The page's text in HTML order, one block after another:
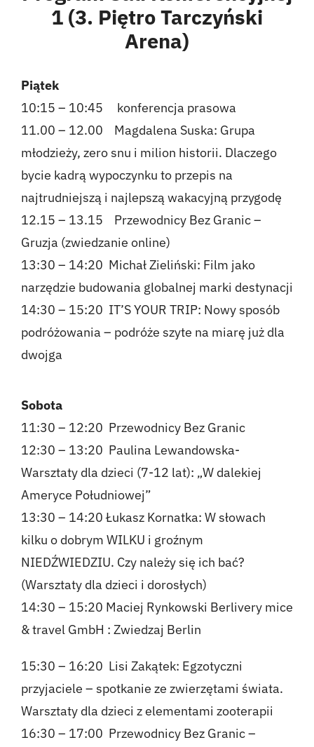
Kontakt
1 (3. Piętro Tarczyński
Arena)
Piątek
10:15 – 10:45 konferencja prasowa
11.00 – 12.00 Magdalena Suska: Grupa
młodzieży, zero snu i milion historii. Dlaczego
bycie kadrą wypoczynku to przepis na
najtrudniejszą i najlepszą wakacyjną przygodę
12.15 – 13.15 Przewodnicy Bez Granic –
Gruzja (zwiedzanie online)
13:30 – 14:20 Michał Zieliński: Film jako
narzędzie budowania globalnej marki destynacji
14:30 – 15:20 IT’S YOUR TRIP: Nowy sposób
podróżowania – podróże szyte na miarę już dla
dwojga
Sobota
11:30 – 12:20 Przewodnicy Bez Granic
12:30 – 13:20 Paulina Lewandowska-
Warsztaty dla dzieci (7-12 lat): „W dalekiej
Ameryce Południowej”
13:30 – 14:20 Łukasz Kornatka: W słowach
kilku o dobrym WILKU i groźnym
NIEDŹWIEDZIU. Czy należy się ich bać?
(Warsztaty dla dzieci i dorosłych)
14:30 – 15:20 Maciej Rynkowski Berliverymice
& travel GmbH : Zwiedzaj Berlin
15:30 – 16:20 Lisi Zakątek: Egzotyczni
przyjaciele – spotkanie ze zwierzętami świata.
Warsztaty dla dzieci z elementami zooterapii
16:30 – 17:00 Przewodnicy Bez Granic –